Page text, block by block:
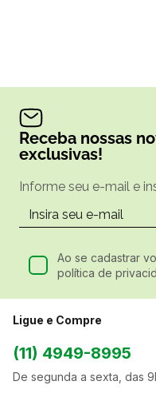
Receba nossas
exclusivas!
Informe seu e-mail e
Ao se cadastrar
política de
Ligue e Compre
(11) 4949-8995
De segunda a sexta, das